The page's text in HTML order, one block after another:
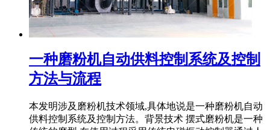
一种磨粉机自动供料控制系统及控制
方法与流程
本发明涉及磨粉机技术领域,具体地说是一种磨粉机自动
供料控制系统及控制方法。背景技术 摆式磨粉机是一种